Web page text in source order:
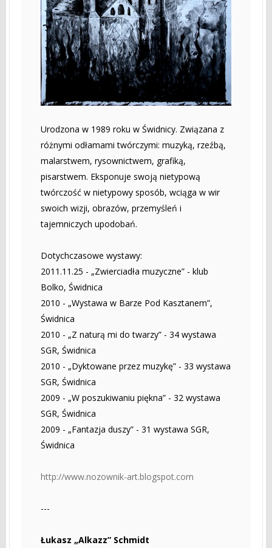
Urodzona w 1989 roku w Świdnicy. Związana z
różnymi odłamami twórczymi: muzyką, rzeźbą,
malarstwem, rysownictwem, grafiką,
pisarstwem. Eksponuje swoją nietypową
twórczość w nietypowy sposób, wciąga w wir
swoich wizji, obrazów, przemyśleń i
tajemniczych upodobań.
Dotychczasowe wystawy:
2011.11.25 - „Zwierciadła muzyczne” - klub
Bolko, Świdnica
2010 - „Wystawa w Barze Pod Kasztanem”,
Świdnica
2010 - „Z naturą mi do twarzy” - 34 wystawa
SGR, Świdnica
2010 - „Dyktowane przez muzykę” - 33 wystawa
SGR, Świdnica
2009 - „W poszukiwaniu piękna” - 32 wystawa
SGR, Świdnica
2009 - „Fantazja duszy” - 31 wystawa SGR,
Świdnica
http://www.nozownik-art.blogspot.com
---
Łukasz „Alkazz” Schmidt